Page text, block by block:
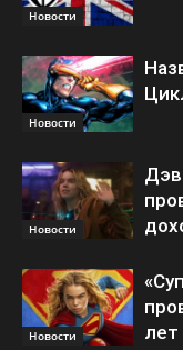
Новости
Новости
Новости
Новости
лет